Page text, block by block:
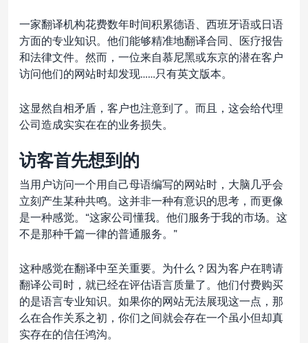
一家翻译机构花费数年时间积累德语、西班牙语或日语
方面的专业知识。他们能够精准地翻译合同、医疗报告
和法律文件。然而，一位来自慕尼黑或东京的潜在客户
访问他们的网站时却发现……只有英文版本。
这显然自相矛盾，客户也注意到了。而且，这会给代理
公司造成实实在在的业务损失。
访客首先想到的
当用户访问一个用自己母语编写的网站时，大脑几乎会
立刻产生某种共鸣。这并非一种有意识的思考，而更像
是一种感觉。“这家公司懂我。他们服务于我的市场。这
不是那种千篇一律的普通服务。”
这种感觉在翻译中至关重要。为什么？因为客户在聘请
翻译公司时，就已经在评估语言质量了。他们付费购买
的是语言专业知识。如果你的网站无法展现这一点，那
么在合作关系之初，你们之间就会存在一个虽小但却真
实存在的信任鸿沟。